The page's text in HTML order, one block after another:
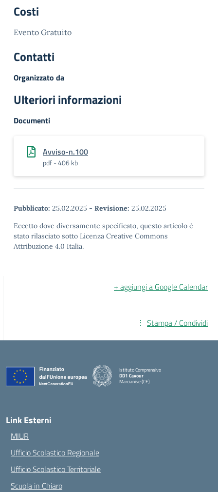
Costi
Evento Gratuito
Contatti
Organizzato da
Ulteriori informazioni
Documenti
Avviso-n.100
pdf - 406 kb
Pubblicato: 25.02.2025 - Revisione: 25.02.2025
Eccetto dove diversamente specificato, questo articolo è
stato rilasciato sotto Licenza Creative Commons
Attribuzione 4.0 Italia.
+ aggiungi a Google Calendar
Stampa / Condividi
Istituto Comprensivo
DD1 Cavour
Marcianise (CE)
Link Esterni
MIUR
Ufficio Scolastico Regionale
Ufficio Scolastico Territoriale
Scuola in Chiaro